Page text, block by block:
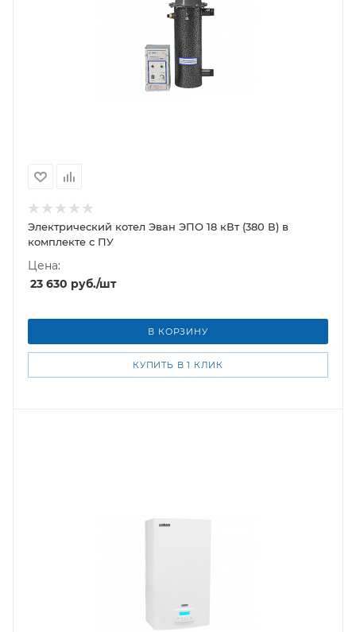
Электрический котел Эван ЭПО 18 кВт (380 В) в
комплекте с ПУ
Цена:
23 630 руб./шт
В КОРЗИНУ
КУПИТЬ В 1 КЛИК